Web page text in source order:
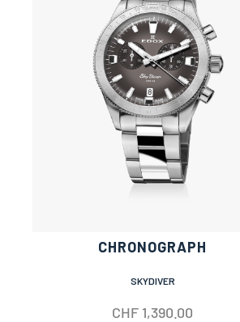
CHRONOGRAPH
SKYDIVER
CHF 1,390.00